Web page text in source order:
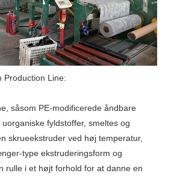
Production Line:
såsom PE-modificerede åndbare
fyldstoffer, smeltes og
skrueekstruder ved høj temperatur,
type ekstruderingsform og
rulle i et højt forhold for at danne en